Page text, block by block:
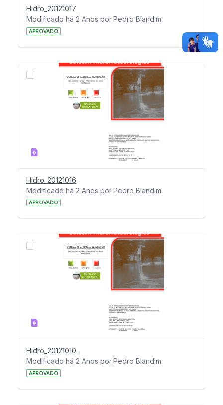
Hidro_20121017
Modificado há 2 Anos por Pedro Blandim.
APROVADO
Hidro_20121016
Modificado há 2 Anos por Pedro Blandim.
APROVADO
Hidro_20121010
Modificado há 2 Anos por Pedro Blandim.
APROVADO